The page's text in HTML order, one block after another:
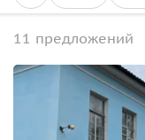
11 предложений